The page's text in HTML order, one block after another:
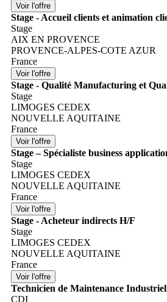
Stage - Accueil clients et animation
Stage
AIX EN PROVENCE
PROVENCE-ALPES-COTE AZUR
France
Stage - Qualité Manufacturing et
Stage
LIMOGES CEDEX
NOUVELLE AQUITAINE
France
Stage – Spécialiste business
Stage
LIMOGES CEDEX
NOUVELLE AQUITAINE
France
Stage - Acheteur indirects H/F
Stage
LIMOGES CEDEX
NOUVELLE AQUITAINE
France
Technicien de Maintenance
CDI